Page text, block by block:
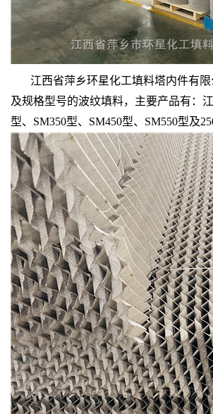
江西省萍乡环星化工填料塔内件有限
及规格型号的波纹填料，主要产品有：
型、SM350型、SM450型、SM550型及